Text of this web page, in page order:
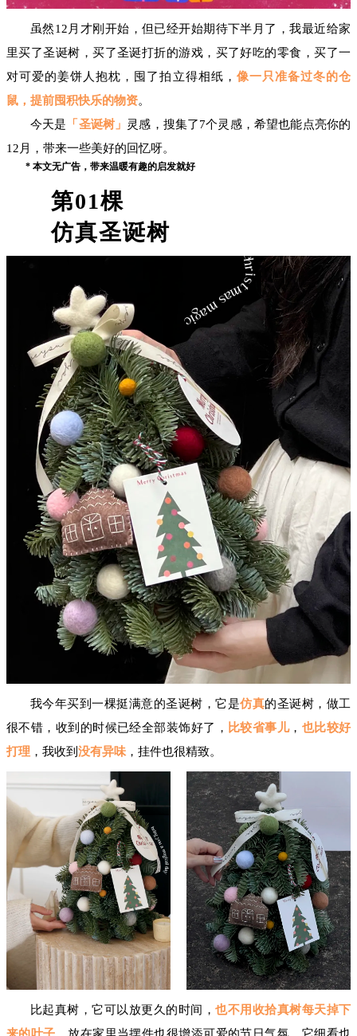
虽然12月才刚开始，但已经开始期待下半月了，我最近给家
里买了圣诞树，买了圣诞打折的游戏，买了好吃的零食，买了一
对可爱的姜饼人抱枕，囤了拍立得相纸， 像一只准备过冬的仓
鼠，提前囤积快乐的物资。
今天是 「圣诞树」
灵感，搜集了7个灵感，希望也能点亮你的
12月，带来一些美好的回忆呀。
* 本文无广告，带来温暖有趣的启发就好
第01棵
仿真圣诞树
我今年买到一棵挺满意的圣诞树，它是仿真的圣诞树，做工
很不错，收到的时候已经全部装饰好了， 比较省事儿， 也比较好
打理 ，我收到 没有异味 ，挂件也很精致。
比起真树，它可以放更久的时间，也不用收拾真树每天掉下